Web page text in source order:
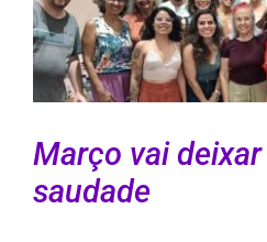
Image
Março vai
saudade